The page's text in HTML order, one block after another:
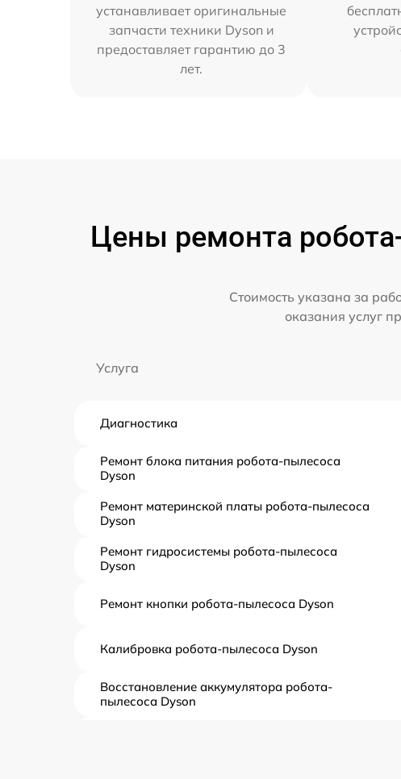
устанавливает оригинальные
запчасти техники Dyson и
предоставляет гарантию до 3
лет.
Цены ремонта
Стоимость указана за
оказания услуг
Услуга
Диагностика
Ремонт блока питания робота-пылесоса
Dyson
Ремонт материнской платы робота-пылесоса
Dyson
Ремонт гидросистемы робота-пылесоса
Dyson
Ремонт кнопки робота-пылесоса Dyson
Калибровка робота-пылесоса Dyson
Восстановление аккумулятора робота-
пылесоса Dyson